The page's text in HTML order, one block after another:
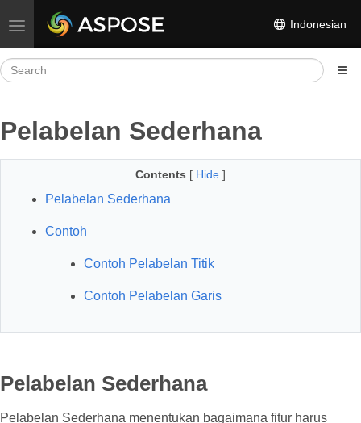
Toggle navigation Indonesian
Pelabelan Sederhana
Contents [ Hide ]
Pelabelan Sederhana
Contoh
Contoh Pelabelan Titik
Contoh Pelabelan Garis
Pelabelan Sederhana
Pelabelan Sederhana menentukan bagaimana fitur harus